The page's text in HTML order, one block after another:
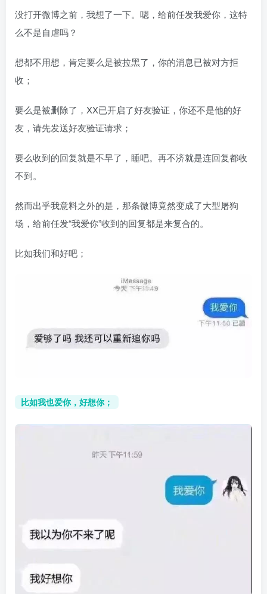
没打开微博之前，我想了一下。嗯，给前任发我爱你，这特
么不是自虐吗？
想都不用想，肯定要么是被拉黑了，你的消息已被对方拒
收；
要么是被删除了，XX已开启了好友验证，你还不是他的好
友，请先发送好友验证请求；
要么收到的回复就是不早了，睡吧。再不济就是连回复都收
不到。
然而出乎我意料之外的是，那条微博竟然变成了大型屠狗
场，给前任发“我爱你”收到的回复都是来复合的。
比如我们和好吧；
比如我也爱你，好想你；